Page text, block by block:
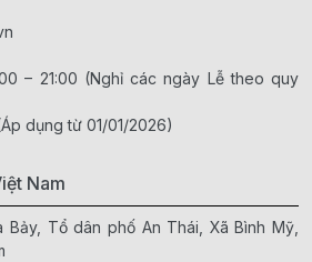
– 21:00 (Nghỉ các ngày Lễ theo quy
dụng từ 01/01/2026)
Nam
Tổ dân phố An Thái, Xã Bình Mỹ,